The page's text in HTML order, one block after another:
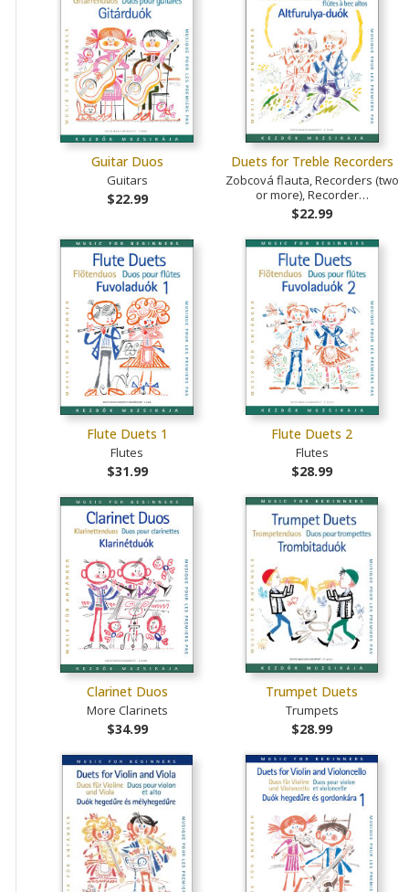
Guitar Duos
Guitars
$22.99
Duets for Treble Recorders
Zobcová flauta, Recorders (two
or more), Recorder…
$22.99
Flute Duets 1
Flutes
$31.99
Flute Duets 2
Flutes
$28.99
Clarinet Duos
More Clarinets
$34.99
Trumpet Duets
Trumpets
$28.99